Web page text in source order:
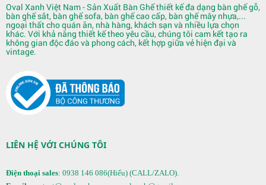
Quầy Bar 122
Oval Xanh Việt Nam - Sản Xuất Bàn Ghế thiết kế đa dạng bàn ghế gỗ,
bàn ghế sắt, bàn ghế sofa, bàn ghế cao cấp, bàn ghế mây nhựa,...
ngoại thất cho quán ăn, nhà hàng, khách sạn và nhiều lựa chọn
khác. Với khả năng thiết kế theo yêu cầu, chúng tôi cam kết tạo ra
không gian độc đáo và phong cách, kết hợp giữa vẻ hiện đại và
vintage.
LIÊN HỆ VỚI CHÚNG TÔI
Điện thoại sales: 0938 146 086(Hiếu) (CALL/ZALO).